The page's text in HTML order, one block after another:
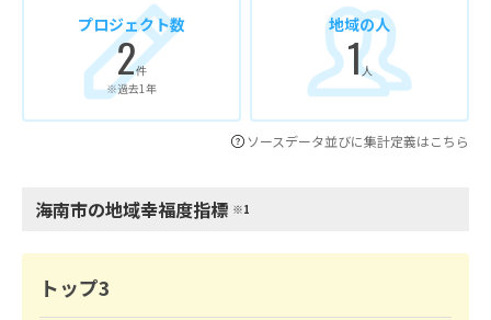
プロジェクト数
2件
※過去1年
地域の人
1人
ソースデータ並びに集計定義はこちら
海南市の地域幸福度指標 ※1
トップ3